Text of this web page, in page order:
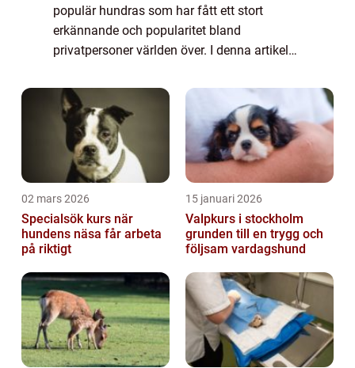
populär hundras som har fått ett stort
erkännande och popularitet bland
privatpersoner världen över. I denna artikel
presentation av dessa hundar, deras olika
typer, popu...
02 mars 2026
Specialsök kurs när
hundens näsa får arbeta
på riktigt
15 januari 2026
Valpkurs i stockholm
grunden till en trygg och
följsam vardagshund